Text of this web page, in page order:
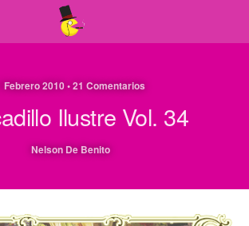
Febrero 2010 • 21 Comentarios
Ilustre Vol. 34
Nelson De Benito